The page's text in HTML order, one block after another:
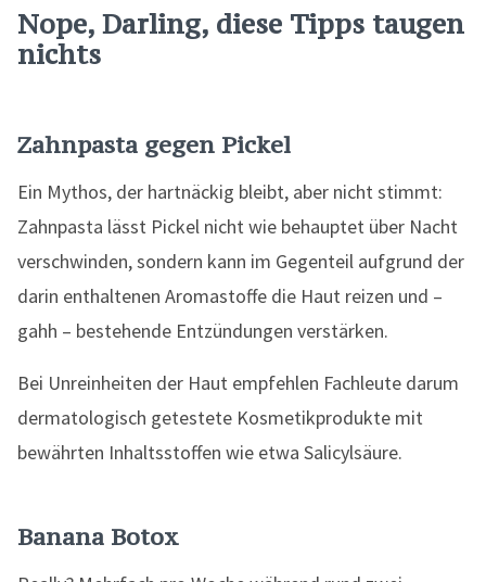
Nope, Darling, diese Tipps taugen
nichts
Zahnpasta gegen Pickel
Ein Mythos, der hartnäckig bleibt, aber nicht stimmt:
Zahnpasta lässt Pickel nicht wie behauptet über Nacht
verschwinden, sondern kann im Gegenteil aufgrund der
darin enthaltenen Aromastoffe die Haut reizen und –
gahh – bestehende Entzündungen verstärken.
Bei Unreinheiten der Haut empfehlen Fachleute darum
dermatologisch getestete Kosmetikprodukte mit
bewährten Inhaltsstoffen wie etwa Salicylsäure.
Banana Botox